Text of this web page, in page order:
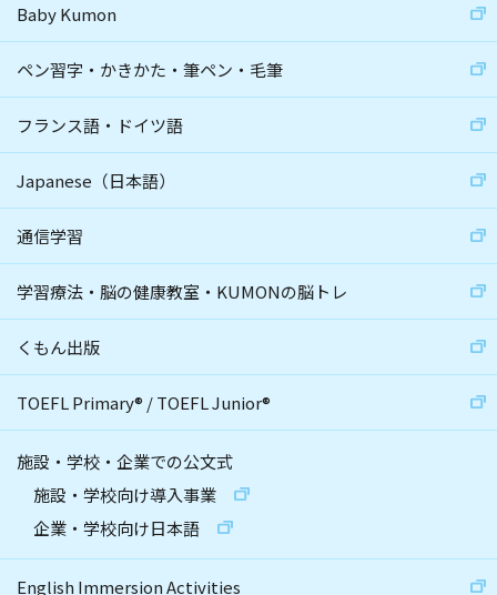
Baby Kumon
ペン習字・かきかた・筆ペン・毛筆
フランス語・ドイツ語
Japanese（日本語）
通信学習
学習療法・脳の健康教室・KUMONの脳トレ
くもん出版
TOEFL Primary® /TOEFL Junior®
施設・学校・企業での公文式
施設・学校向け導入事業
企業・学校向け日本語
English Immersion Activities